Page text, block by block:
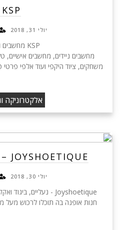
KSP מחשבים וסלולר
יולי 31, 2018
מחשבים ניידים, מחשבים אישיים,
משחקים, ציוד היקפי ועוד אלפי פרטי
אלקטרוניקה
JOYSHOETIQUE – נעליים, ביגוד…
יולי 30, 2018
חנות אופנה בה תוכלו לרכוש מעל